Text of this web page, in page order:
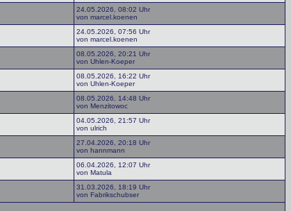
24.05.2026, 08:02 Uhr
von marcel.koenen
24.05.2026, 07:56 Uhr
von marcel.koenen
08.05.2026, 20:21 Uhr
von Uhlen-Koeper
08.05.2026, 16:22 Uhr
von Uhlen-Koeper
08.05.2026, 14:48 Uhr
von Menzitowoc
04.05.2026, 21:57 Uhr
von ulrich
27.04.2026, 20:18 Uhr
von hannmann
06.04.2026, 12:07 Uhr
von Matula
31.03.2026, 18:19 Uhr
von Fabrikschubser